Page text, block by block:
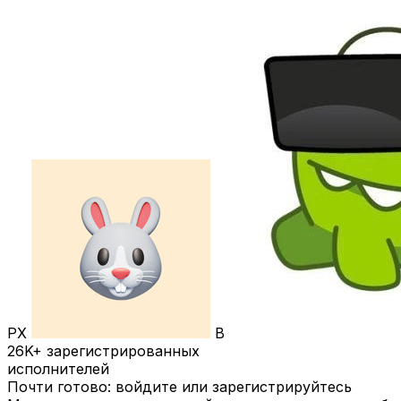
РХ
В
26K+ зарегистрированных
исполнителей
Почти готово: войдите или зарегистрируйтесь